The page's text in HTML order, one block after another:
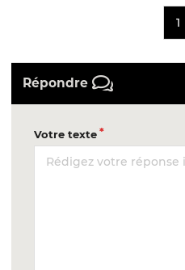
1
Répondre
Votre texte